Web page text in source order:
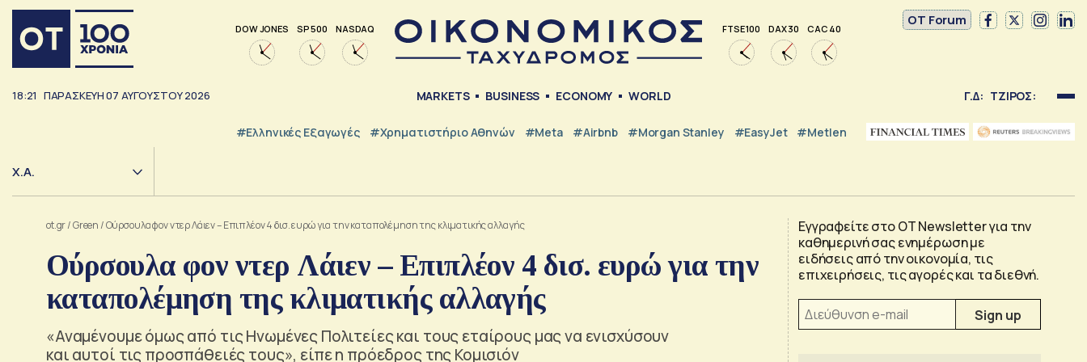
DOW JONES SP 500 NASDAQ FTSE 100 DAX 30 CAC 40
OT Forum
18:21 ΠΑΡΑΣΚΕΥΗ07 ΑΥΓΟΥΣΤΟΥ2026 MARKETS BUSINESS ECONOMY WORLD Γ.Δ: ΤΖΙΡΟΣ:
#Ελληνικές Εξαγωγές #Χρηματιστήριο Αθηνών #Meta #Airbnb #Morgan Stanley #EasyJet #Metlen
Χ.Α.
ot.gr/Green /Ούρσουλα φον ντερ Λάιεν – Επιπλέον 4 δισ. ευρώ για την καταπολέμηση της κλιματικής αλλαγής
Ούρσουλα φον ντερ Λάιεν – Επιπλέον 4 δισ. ευρώ για την
καταπολέμηση της κλιματικής αλλαγής
«Αναμένουμε όμως από τις Ηνωμένες Πολιτείες και τους εταίρους μας να ενισχύσουν
και αυτοί τις προσπάθειές τους», είπε η πρόεδρος της Κομισιόν
Εγγραφείτε στο OT Newsletter για την
καθημερινή σας ενημέρωση με
ειδήσεις από την οικονομία, τις
επιχειρήσεις, τις αγορές και τα διεθνή.